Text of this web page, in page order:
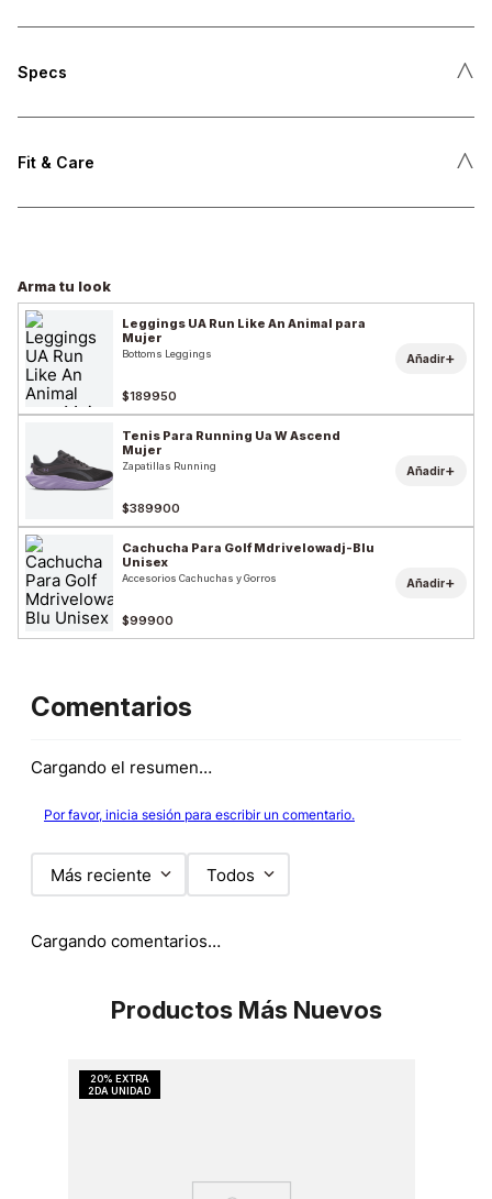
Specs ˄
Fit & Care ˄
Arma tu look
Leggings UA Run Like An Animal para
Mujer
Bottoms Leggings
$189950
Añadir+
Tenis Para Running Ua W Ascend
Mujer
Zapatillas Running
$389900
Añadir+
Cachucha Para Golf Mdrivelowadj-Blu
Unisex
Accesorios Cachuchas y Gorros
$99900
Añadir+
Comentarios
Cargando el resumen…
Por favor, inicia sesión para escribir un comentario.
Más reciente Todos
Cargando comentarios…
Productos Más Nuevos